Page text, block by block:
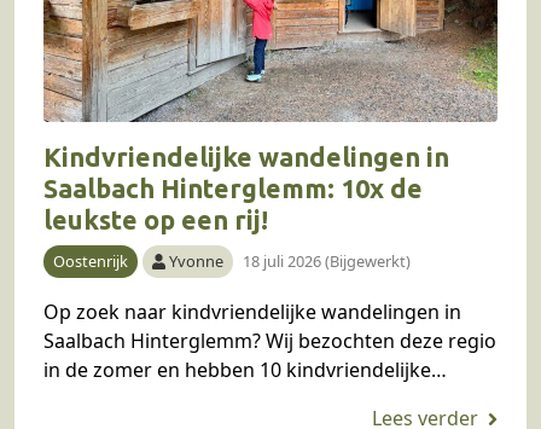
Kindvriendelijke wandelingen in
Saalbach Hinterglemm: 10x de
leukste op een rij!
Oostenrijk Yvonne 18 juli 2026 (Bijgewerkt)
Op zoek naar kindvriendelijke wandelingen in
Saalbach Hinterglemm? Wij bezochten deze regio
in de zomer en hebben 10 kindvriendelijke